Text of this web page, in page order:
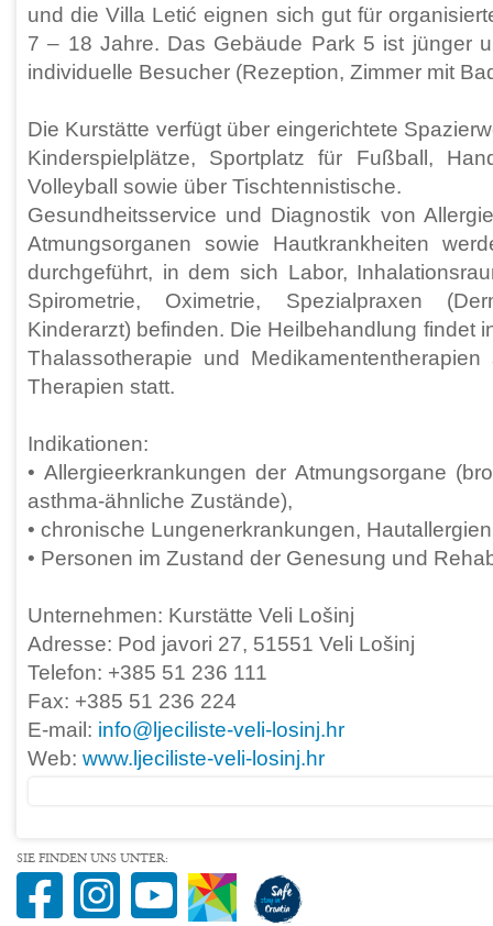
und die Villa Letić eignen sich gut für
7 – 18 Jahre. Das Gebäude Park 5 ist jünger
individuelle Besucher (Rezeption, Zimmer mit
Die Kurstätte verfügt über eingerichtete
Kinderspielplätze, Sportplatz für Fußball,
Volleyball sowie über Tischtennistische.
Gesundheitsservice und Diagnostik von
Atmungsorganen sowie Hautkrankheiten
durchgeführt, in dem sich Labor,
Spirometrie, Oximetrie, Spezialpraxen
Kinderarzt) befinden. Die Heilbehandlung findet
Thalassotherapie und
Therapien statt.
Indikationen:
• Allergieerkrankungen der Atmungsorgane
asthma-ähnliche Zustände),
• chronische Lungenerkrankungen,
• Personen im Zustand der Genesung und
Unternehmen: Kurstätte Veli Lošinj
Adresse: Pod javori 27, 51551 Veli Lošinj
Telefon: +385 51 236 111
Fax: +385 51 236 224
E-mail: info@ljeciliste-veli-losinj.hr
Web: www.ljeciliste-veli-losinj.hr
SIE FINDEN UNS UNTER: